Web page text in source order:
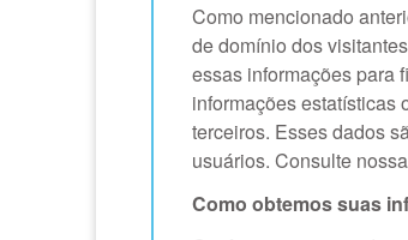
Como mencionado
de domínio dos
essas informações para
informações estatísticas
terceiros. Esses dados
usuários. Consulte
Como obtemos suas